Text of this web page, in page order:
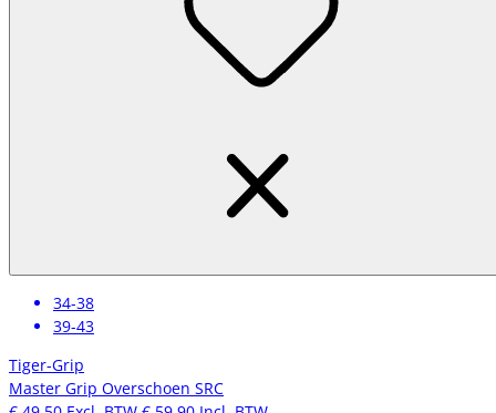
34-38
39-43
Tiger-Grip
Master Grip Overschoen SRC